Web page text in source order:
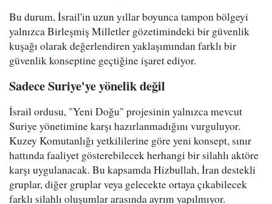
Bu durum, İsrail'in uzun yıllar boyunca tampon bölgeyi
yalnızca Birleşmiş Milletler gözetimindeki bir güvenlik
kuşağı olarak değerlendiren yaklaşımından farklı bir
güvenlik konseptine geçtiğine işaret ediyor.
Sadece Suriye'ye yönelik değil
İsrail ordusu, "Yeni Doğu" projesinin yalnızca mevcut
Suriye yönetimine karşı hazırlanmadığını vurguluyor.
Kuzey Komutanlığı yetkililerine göre yeni konsept, sınır
hattında faaliyet gösterebilecek herhangi bir silahlı aktöre
karşı uygulanacak. Bu kapsamda Hizbullah, İran destekli
gruplar, diğer gruplar veya gelecekte ortaya çıkabilecek
farklı silahlı oluşumlar arasında ayrım yapılmıyor.